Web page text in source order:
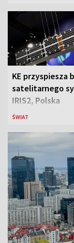
KE przyspiesza
satelitarnego
IRIS2, Polska
przeznaczy 656
ŚWIAT